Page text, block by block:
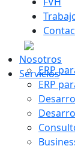
Nosotros
Servicios
ERP
ERP